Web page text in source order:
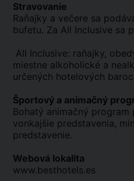
Stravovanie
Raňajky a večere sa
bufetu. Za All Inclusive sa
All Inclusive: raňajky,
miestne alkoholické a
určených hotelových
Športový a animačný
Bohatý animačný
vonkajšie predstavenia,
predstavenie.
Webová lokalita
www.besthotels.es